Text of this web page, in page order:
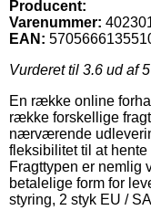
Producent:
Varenummer:
EAN:
Vurderet til 3.6 ud af
En række online
række forskellige
nærværende
fleksibilitet til at
Fragttypen er nemlig
betalelige form for
styring, 2 styk EU /